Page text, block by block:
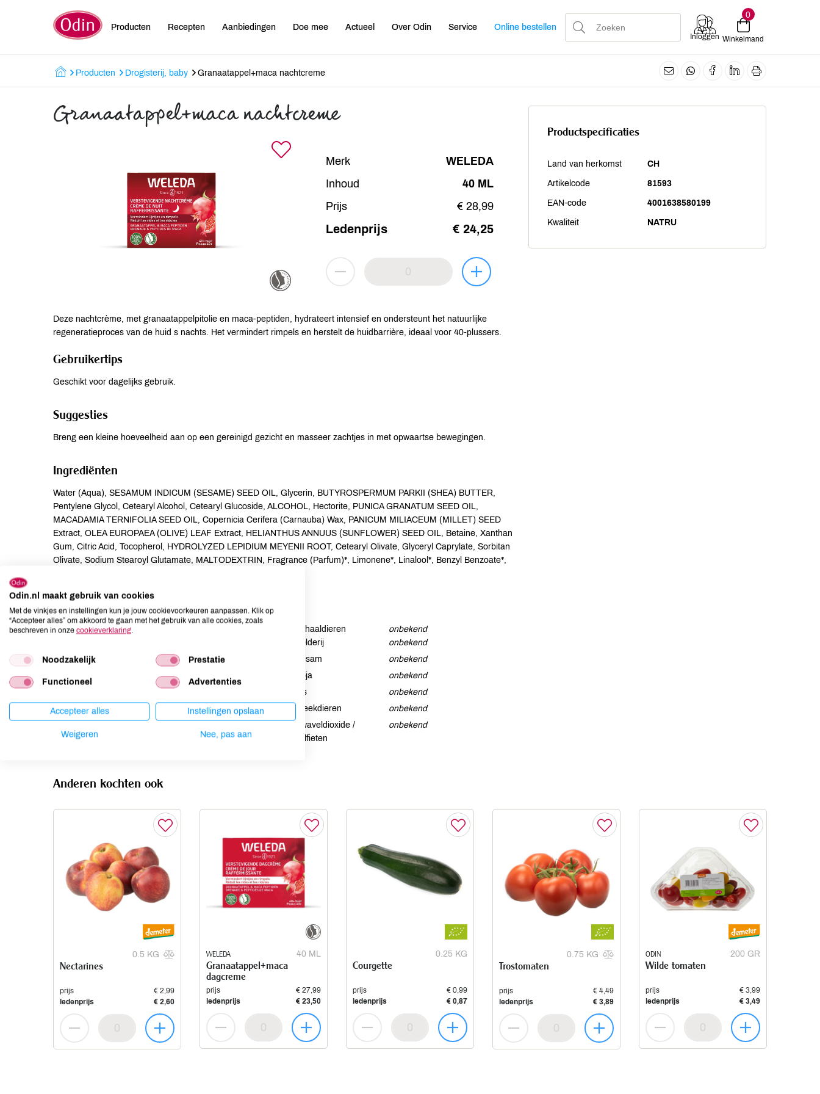
Producten Recepten Aanbiedingen Doe mee Actueel Over Odin Service Online bestellen
Inloggen
0
Winkelmand
Producten Drogisterij, baby Granaatappel+maca nachtcreme
Granaatappel+maca nachtcreme
Merk
WELEDA
Inhoud
40 ML
Prijs
€ 28,99
Ledenprijs € 24,25
Deze nachtcrème, met granaatappelpitolie en maca-peptiden, hydrateert intensief en ondersteunt het natuurlijke
regeneratieproces van de huid s nachts. Het vermindert rimpels en herstelt de huidbarrière, ideaal voor 40-plussers.
Gebruikertips
Geschikt voor dagelijks gebruik.
Suggesties
Breng een kleine hoeveelheid aan op een gereinigd gezicht en masseer zachtjes in met opwaartse bewegingen.
Ingrediënten
Water (Aqua), SESAMUM INDICUM (SESAME) SEED OIL, Glycerin, BUTYROSPERMUM PARKII (SHEA) BUTTER,
Pentylene Glycol, Cetearyl Alcohol, Cetearyl Glucoside, ALCOHOL, Hectorite, PUNICA GRANATUM SEED OIL,
MACADAMIA TERNIFOLIA SEED OIL, Copernicia Cerifera (Carnauba) Wax, PANICUM MILIACEUM (MILLET) SEED
Extract, OLEA EUROPAEA (OLIVE) LEAF Extract, HELIANTHUS ANNUUS (SUNFLOWER) SEED OIL, Betaine, Xanthan
Gum, Citric Acid, Tocopherol, HYDROLYZED LEPIDIUM MEYENII ROOT, Cetearyl Olivate, Glyceryl Caprylate, Sorbitan
Olivate, Sodium Stearoyl Glutamate, MALTODEXTRIN, Fragrance (Parfum)*, Limonene*, Linalool*, Benzyl Benzoate*,
Allergenen
Aardnoten
Gluten
onbekend
Lactose
onbekend
Mosterd
Noten
Schaaldieren
onbekend
Selderij
onbekend
Sesam
onbekend
Soja
onbekend
Vis
onbekend
Weekdieren
onbekend
Zwaveldioxide /
sulfieten
onbekend
Productspecificaties
Land van herkomst CH
Artikelcode 81593
EAN-code 4001638580199
Kwaliteit NATRU
Anderen kochten ook
0.5 KG
Nectarines
prijs
€ 2,99
ledenprijs
€ 2,60
WELEDA 40 ML
Granaatappel+maca
dagcreme
prijs
€ 27,99
ledenprijs
€ 23,50
0.25 KG
Courgette
prijs
€ 0,99
ledenprijs
€ 0,87
0.75 KG
Trostomaten
prijs
€ 4,49
ledenprijs
€ 3,89
ODIN 200 GR
Wilde tomaten
prijs
€ 3,99
ledenprijs
€ 3,49
Odin.nl maakt gebruik van cookies
Met de vinkjes en instellingen kun je jouw cookievoorkeuren aanpassen. Klik op
“Accepteer alles” om akkoord te gaan met het gebruik van alle cookies, zoals
beschreven in onze cookieverklaring.
Noodzakelijk Prestatie
Functioneel Advertenties
Accepteer alles Instellingen opslaan
Weigeren Nee, pas aan